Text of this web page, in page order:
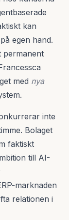
kan
egen hand.
permanent
med nya
inte
Bolaget
faktiskt
till AI-
marknaden
relationen i